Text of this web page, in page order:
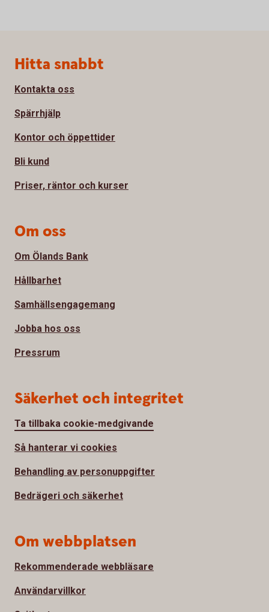
Sidfot
Hitta snabbt
Kontakta oss
Spärrhjälp
Kontor och öppettider
Bli kund
Priser, räntor och kurser
Om oss
Om Ölands Bank
Hållbarhet
Samhällsengagemang
Jobba hos oss
Pressrum
Säkerhet och integritet
Ta tillbaka cookie-medgivande
Så hanterar vi cookies
Behandling av personuppgifter
Bedrägeri och säkerhet
Om webbplatsen
Rekommenderade webbläsare
Användarvillkor